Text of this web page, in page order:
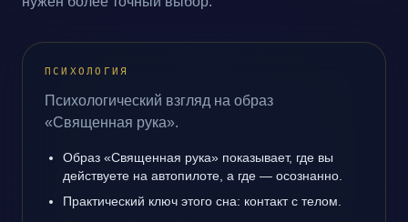
ПСИХОЛОГИЯ
Психологический взгляд на образ
«Священная рука».
Образ «Священная рука» показывает, где вы
действуете на автопилоте, а где — осознанно.
Практический ключ этого сна: контакт с телом.